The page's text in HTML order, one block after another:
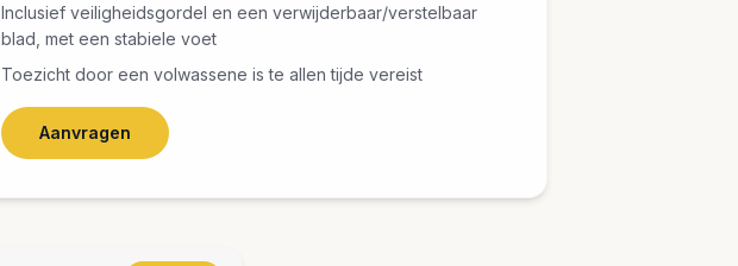
Inclusief veiligheidsgordel en een verwijderbaar/verstelbaar
blad, met een stabiele voet
Toezicht door een volwassene is te allen tijde vereist
Aanvragen